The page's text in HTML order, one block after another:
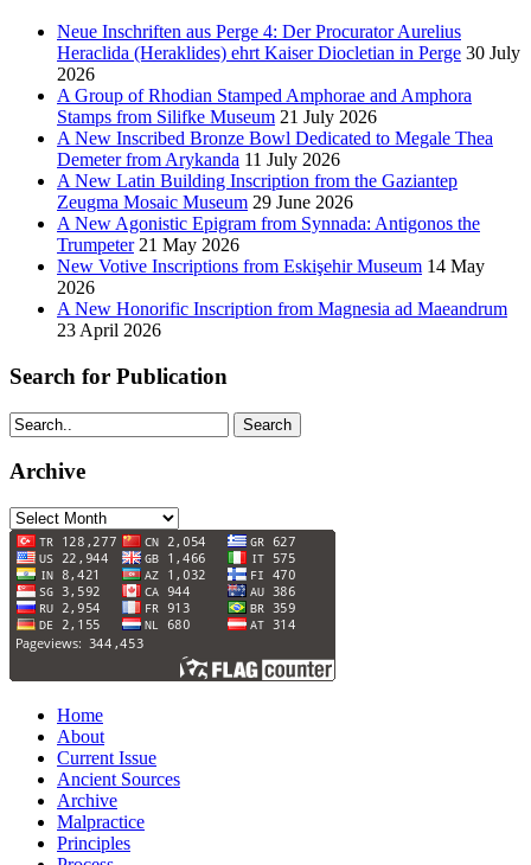
Neue Inschriften aus Perge 4: Der Procurator Aurelius
Heraclida (Heraklides) ehrt Kaiser Diocletian in Perge 30 July
2026
A Group of Rhodian Stamped Amphorae and Amphora
Stamps from Silifke Museum 21 July 2026
A New Inscribed Bronze Bowl Dedicated to Megale Thea
Demeter from Arykanda 11 July 2026
A New Latin Building Inscription from the Gaziantep
Zeugma Mosaic Museum 29 June 2026
A New Agonistic Epigram from Synnada: Antigonos the
Trumpeter 21 May 2026
New Votive Inscriptions from Eskişehir Museum 14 May
2026
A New Honorific Inscription from Magnesia ad Maeandrum
23 April 2026
Search for Publication
Search
Archive
Archive
Home
About
Current Issue
Ancient Sources
Archive
Malpractice
Principles